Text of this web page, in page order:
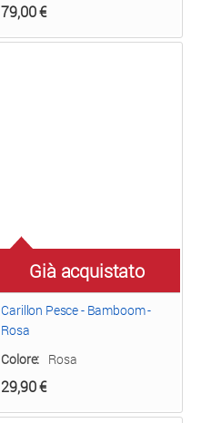
79,00€
Già acquistato
Carillon Pesce - Bamboom -
Rosa
Colore: Rosa
29,90€